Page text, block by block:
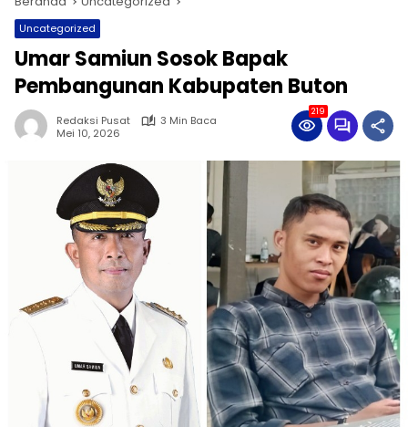
Uncategorized
Umar Samiun Sosok Bapak
Pembangunan Kabupaten Buton
Redaksi Pusat
3 Min Baca
Mei 10, 2026
219